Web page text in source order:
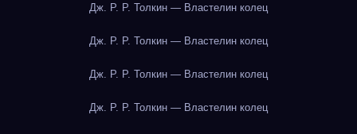
Дж. Р. Р. Толкин — Властелин колец
Дж. Р. Р. Толкин — Властелин колец
Дж. Р. Р. Толкин — Властелин колец
Дж. Р. Р. Толкин — Властелин колец